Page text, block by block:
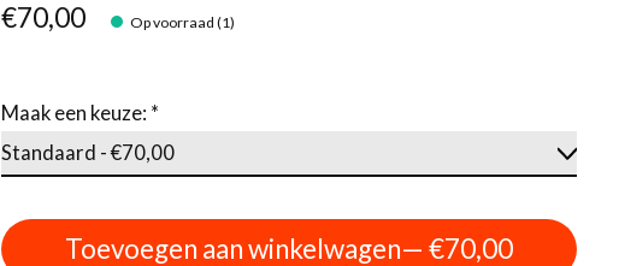
€70,00 Op voorraad (1)
Maak een keuze: *
Toevoegen aan winkelwagen
— €70,00